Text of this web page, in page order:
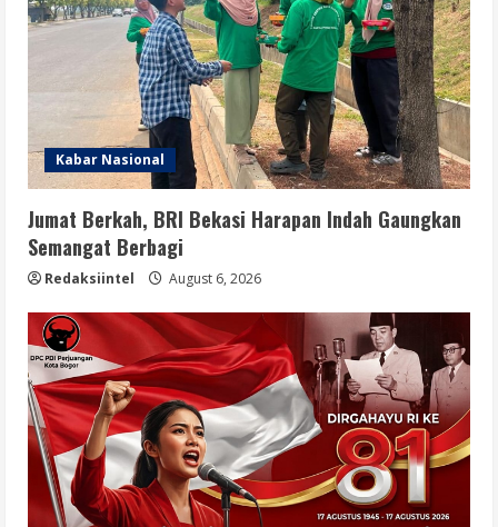
Kabar Nasional
Jumat Berkah, BRI Bekasi Harapan Indah Gaungkan
Semangat Berbagi
Redaksiintel August 6, 2026